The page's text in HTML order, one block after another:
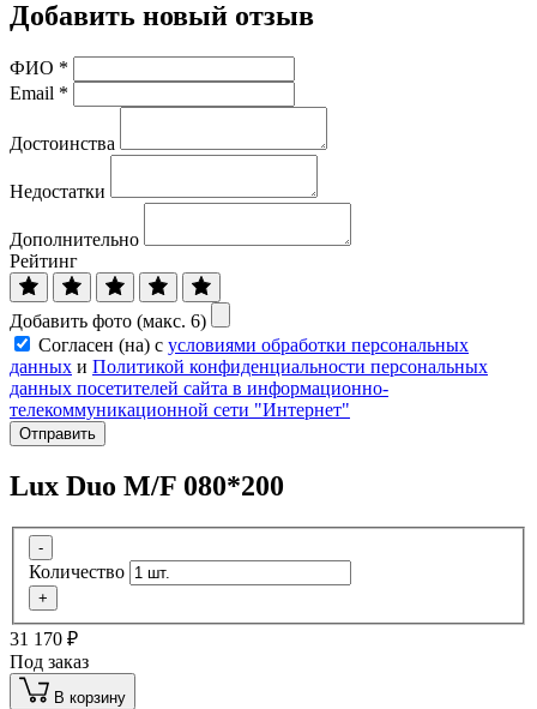
Добавить новый отзыв
ФИО *
Email *
Достоинства
Недостатки
Дополнительно
Рейтинг
Добавить фото (макс. 6)
Согласен (на) с условиями обработки персональных
данных и Политикой конфиденциальности персональных
данных посетителей сайта в информационно-
телекоммуникационной сети "Интернет"
Отправить
Lux Duo M/F 080*200
-
Количество
+
31 170 ₽
Под заказ
В корзину